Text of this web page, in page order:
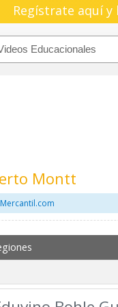
Regístrate aquí y
Montt